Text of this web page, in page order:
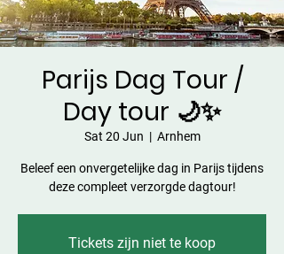
Parijs Dag Tour /
Day tour 🌙✨
Sat 20 Jun
  |
Arnhem
Beleef een onvergetelijke dag in Parijs tijdens
deze compleet verzorgde dagtour!
Tickets zijn niet te koop